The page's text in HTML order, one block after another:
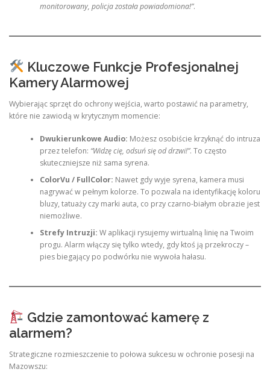
monitorowany, policja została powiadomiona!”.
Kluczowe Funkcje Profesjonalnej
Kamery Alarmowej
Wybierając sprzęt do ochrony wejścia, warto postawić na parametry,
które nie zawiodą w krytycznym momencie:
Dwukierunkowe Audio: Możesz osobiście krzyknąć do intruza
przez telefon: “Widzę cię, odsuń się od drzwi!”. To często
skuteczniejsze niż sama syrena.
ColorVu / FullColor: Nawet gdy wyje syrena, kamera musi
nagrywać w pełnym kolorze. To pozwala na identyfikację koloru
bluzy, tatuaży czy marki auta, co przy czarno-białym obrazie jest
niemożliwe.
Strefy Intruzji: W aplikacji rysujemy wirtualną linię na Twoim
progu. Alarm włączy się tylko wtedy, gdy ktoś ją przekroczy –
pies biegający po podwórku nie wywoła hałasu.
Gdzie zamontować kamerę z
alarmem?
Strategiczne rozmieszczenie to połowa sukcesu w ochronie posesji na
Mazowszu: